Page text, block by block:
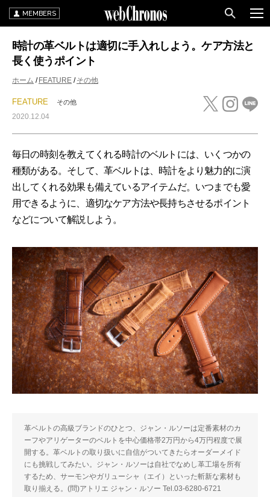
MEMBERS
時計の革ベルトは適切に手入れしよう。ケア方法と
長く使うポイント
ホーム FEATURE その他
FEATURE その他
2020.12.04
毎日の時刻を教えてくれる時計のベルトには、いくつかの
種類がある。そして、革ベルトは、時計をより魅力的に演
出してくれる効果も備えているアイテムだ。いつまでも愛
用できるように、適切なケア方法や長持ちさせるポイント
などについて解説しよう。
革ベルトの高級ブランドのひとつ、ジャン・ルソーは定番素材のカ
ーフやアリゲーターのベルトを中心価格帯2万円から4万円程度で展
開する。革ベルトの取り扱いに自信がついてきたらオーダーメイド
にも挑戦してみたい。ジャン・ルソーは自社でなめし革工場を所有
するため、サーモンやガリューシャ（エイ）といった斬新な素材も
取り揃える。(問)アトリエ ジャン・ルソー Tel.03-6280-6721